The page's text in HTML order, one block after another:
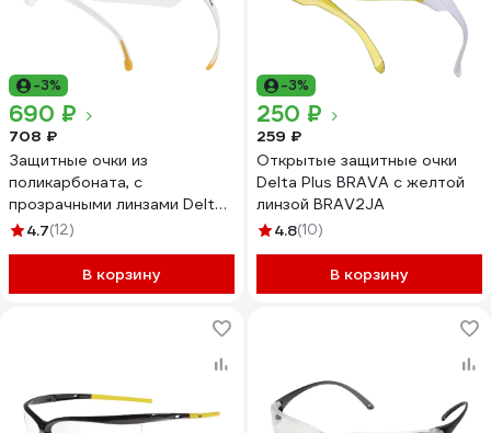
-3%
690 ₽
708 ₽
Защитные очки из
поликарбоната, с
прозрачными линзами Delta
Plus MEIA MEIAIN
4.7(12)
В корзину
-3%
250 ₽
259 ₽
Открытые защитные очки
Delta Plus BRAVA с желтой
линзой BRAV2JA
4.8(10)
В корзину